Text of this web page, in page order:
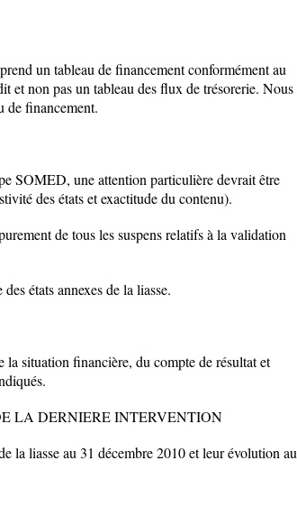
un tableau de financement conformément au
et non pas un tableau des flux de trésorerie. Nous
de financement.
SOMED, une attention particulière devrait être
des états et exactitude du contenu).
de tous les suspens relatifs à la validation
états annexes de la liasse.
la situation financière, du compte de résultat et
LA DERNIERE INTERVENTION
la liasse au 31 décembre 2010 et leur évolution au